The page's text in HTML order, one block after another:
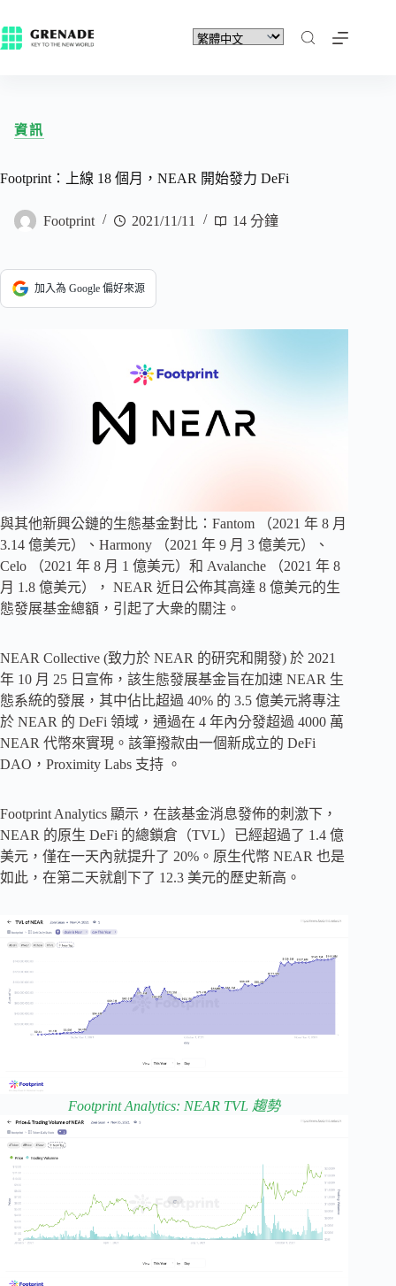
資訊
Footprint：上線 18 個月，NEAR 開始發力 DeFi
Footprint 2021/11/11 14 分鐘
加入為 Google 偏好來源
與其他新興公鏈的生態基金對比：Fantom （2021 年 8 月
3.14 億美元）、Harmony （2021 年 9 月 3 億美元）、
Celo （2021 年 8 月 1 億美元）和 Avalanche （2021 年 8
月 1.8 億美元）， NEAR 近日公佈其高達 8 億美元的生
態發展基金總額，引起了大衆的關注。
NEAR Collective (致力於 NEAR 的研究和開發) 於 2021
年 10 月 25 日宣佈，該生態發展基金旨在加速 NEAR 生
態系統的發展，其中佔比超過 40% 的 3.5 億美元將專注
於 NEAR 的 DeFi 領域，通過在 4 年內分發超過 4000 萬
NEAR 代幣來實現。該筆撥款由一個新成立的 DeFi
DAO，Proximity Labs 支持 。
Footprint Analytics 顯示，在該基金消息發佈的刺激下，
NEAR 的原生 DeFi 的總鎖倉（TVL）已經超過了 1.4 億
美元，僅在一天內就提升了 20%。原生代幣 NEAR 也是
如此，在第二天就創下了 12.3 美元的歷史新高。
Footprint Analytics: NEAR TVL 趨勢